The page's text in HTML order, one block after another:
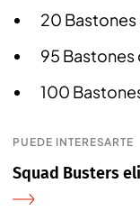
20
95 Bastones
100
PUEDE INTERESARTE
Squad Busters